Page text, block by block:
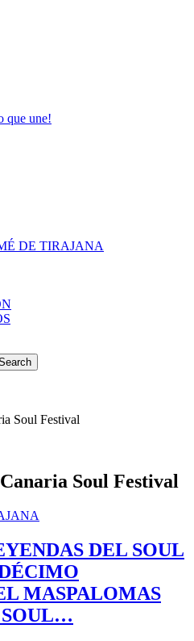
que une!
DE TIRAJANA
Soul Festival
Soul Festival
DEL SOUL
MASPALOMAS
SOUL…